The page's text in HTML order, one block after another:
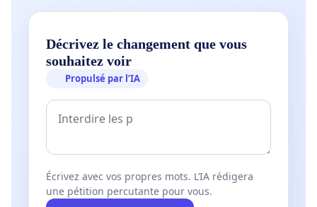
Décrivez le changement que vous
souhaitez voir
Propulsé par l’IA
Écrivez avec vos propres mots. L’IA rédigera
une pétition percutante pour vous.